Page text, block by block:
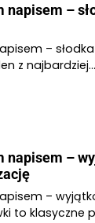
napisem –
–
z najbardziej…
napisem –
–
to klasyczne